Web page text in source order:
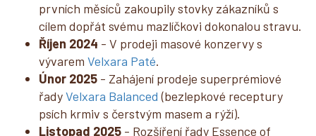
prvních měsíců zakoupily stovky zákazníků s
cílem dopřát svému mazlíčkovi dokonalou stravu.
Říjen 2024 - V prodeji masové konzervy s
vývarem Velxara Paté.
Únor 2025 - Zahájení prodeje superprémiové
řadyVelxara Balanced (bezlepkové receptury
psích krmiv s čerstvým masem a rýží).
Listopad 2025 - Rozšíření řady Essence of